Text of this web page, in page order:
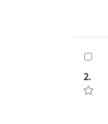
2.